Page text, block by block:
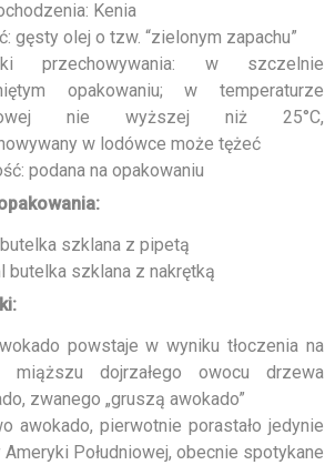
Kenia
gęsty olej o tzw. “zielonym zapachu”
przechowywania: w szczelnie
opakowaniu; w temperaturze
nie wyższej niż 25°C,
w lodówce może tężeć
podana na opakowaniu
szklana z pipetą
butelka szklana z nakrętką
powstaje w wyniku tłoczenia na
miąższu dojrzałego owocu drzewa
zwanego „gruszą awokado”
awokado, pierwotnie porastało jedynie
Ameryki Południowej, obecnie spotykane